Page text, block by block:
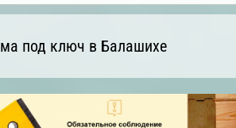
под ключ в Балашихе